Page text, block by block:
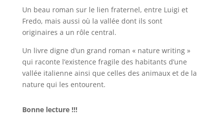
Un beau roman sur le lien fraternel, entre Luigi et
Fredo, mais aussi où la vallée dont ils sont
originaires a un rôle central.
Un livre digne d’un grand roman « nature writing »
qui raconte l’existence fragile des habitants d’une
vallée italienne ainsi que celles des animaux et de la
nature qui les entourent.
Bonne lecture !!!